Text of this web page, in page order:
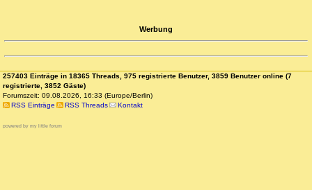
Werbung
257403 Einträge in 18365 Threads, 975 registrierte Benutzer, 3859 Benutzer online (7
registrierte, 3852 Gäste)
Forumszeit: 09.08.2026, 16:33 (Europe/Berlin)
RSS Einträge
RSS Threads Kontakt
powered by my little forum